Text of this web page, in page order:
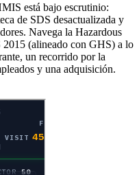
está bajo escrutinio:
de SDS desactualizada y
Navega la Hazardous
(alineado con GHS) a lo
un recorrido por la
y una adquisición.